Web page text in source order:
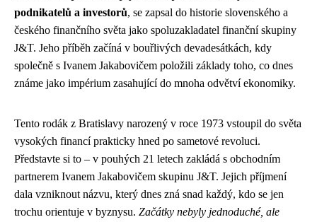
podnikatelů a investorů, se zapsal do historie slovenského a
českého finančního světa jako spoluzakladatel finanční skupiny
J&T. Jeho příběh začíná v bouřlivých devadesátkách, kdy
společně s Ivanem Jakabovičem položili základy toho, co dnes
známe jako impérium zasahující do mnoha odvětví ekonomiky.
Tento rodák z Bratislavy narozený v roce 1973 vstoupil do světa
vysokých financí prakticky hned po sametové revoluci.
Představte si to – v pouhých 21 letech zakládá s obchodním
partnerem Ivanem Jakabovičem skupinu J&T. Jejich příjmení
dala vzniknout názvu, který dnes zná snad každý, kdo se jen
trochu orientuje v byznysu. Začátky nebyly jednoduché, ale